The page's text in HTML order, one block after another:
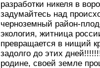
разработки никеля в
задумайтесь над
черноземный район-
экология, житница
превращается в нищий
задолго до этих
родине, своей земле